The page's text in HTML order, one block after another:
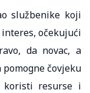
službenike koji
očekujući
da novac, a
čovjeku
koristi resurse i